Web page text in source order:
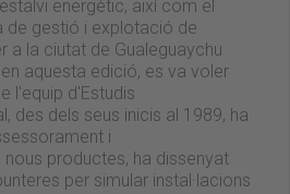
energètic, així com el
de gestió i explotació de
a la ciutat de Gualeguaychu
aquesta edició, es va voler
l'equip d'Estudis
des dels seus inicis al 1989, ha
i
productes, ha dissenyat
per simular instal·lacions